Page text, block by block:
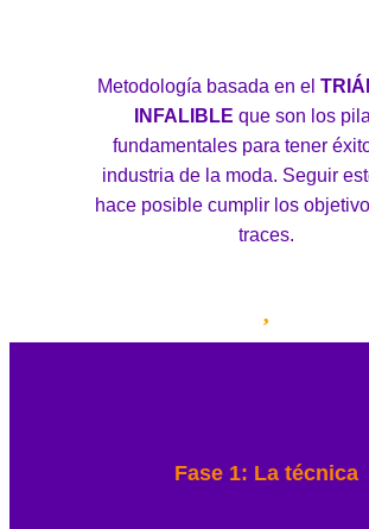
Metodología basada en el
INFALIBLE que son los
fundamentales para tener
industria de la moda. Seguir
hace posible cumplir los
traces.
Fase 1: La técnica